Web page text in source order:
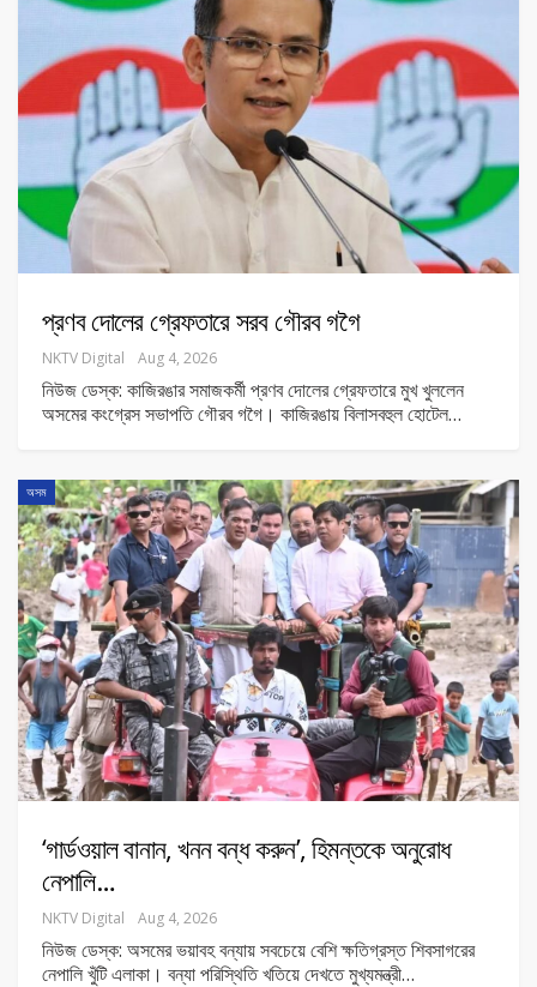
প্রণব দোলের গ্রেফতারে সরব গৌরব গগৈ
NKTV Digital Aug 4, 2026
নিউজ ডেস্ক: কাজিরঙার সমাজকর্মী প্রণব দোলের গ্রেফতারে মুখ খুললেন
অসমের কংগ্রেস সভাপতি গৌরব গগৈ। কাজিরঙায় বিলাসবহুল হোটেল…
অসম
‘গার্ডওয়াল বানান, খনন বন্ধ করুন’, হিমন্তকে অনুরোধ
নেপালি…
NKTV Digital Aug 4, 2026
নিউজ ডেস্ক: অসমের ভয়াবহ বন্যায় সবচেয়ে বেশি ক্ষতিগ্রস্ত শিবসাগরের
নেপালি খুঁটি এলাকা। বন্যা পরিস্থিতি খতিয়ে দেখতে মুখ্যমন্ত্রী…